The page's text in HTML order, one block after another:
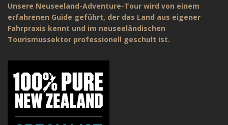
Unsere Neuseeland-Adventure-Tour wird von einem
erfahrenen Guide geführt, der das Land aus eigener
Fahrpraxis kennt und im neuseeländischen
Tourismussektor professionell geschult ist.